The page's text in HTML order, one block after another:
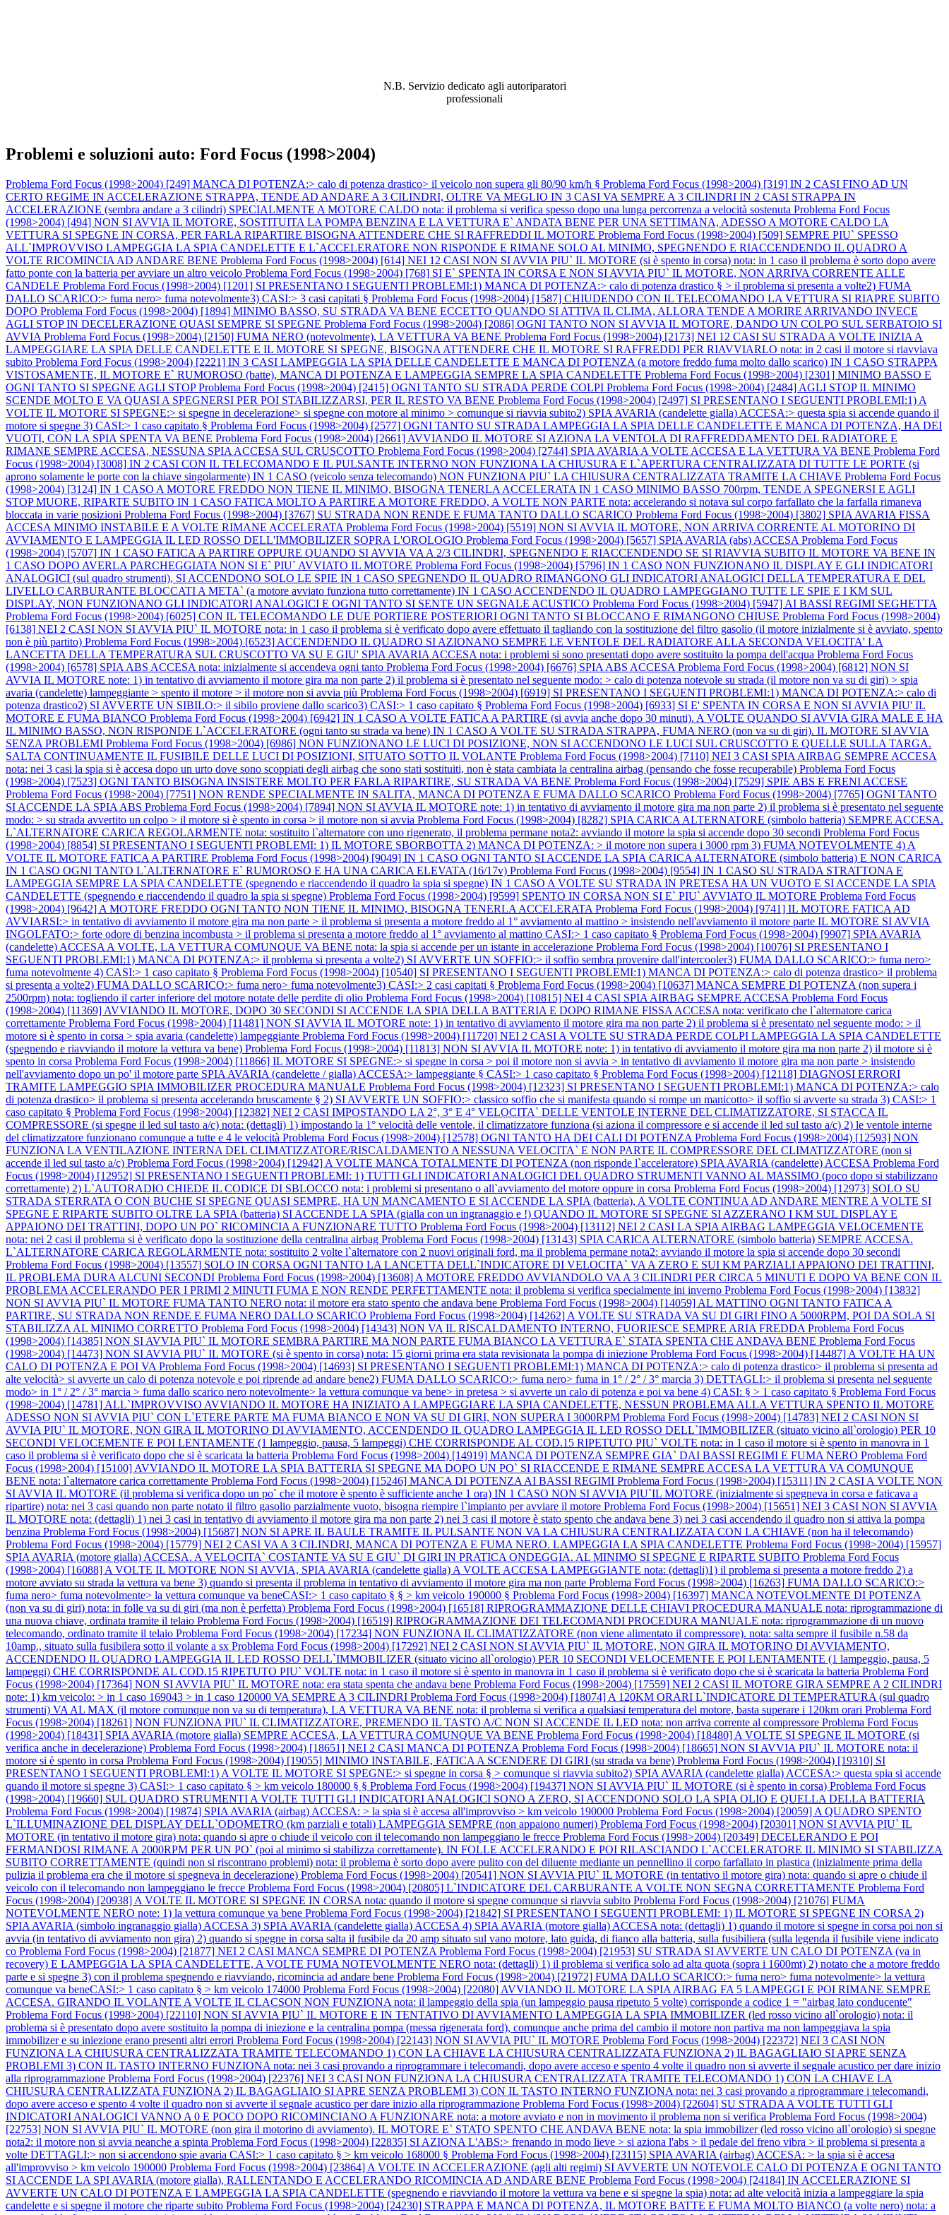
N.B. Servizio dedicato agli autoriparatori
professionali
Problemi e soluzioni auto: Ford Focus (1998>2004)
Problema Ford Focus (1998>2004) [249] MANCA DI POTENZA:> calo di potenza drastico> il veicolo non supera gli 80/90 km/h § Problema Ford Focus (1998>2004) [319] IN 2 CASI FINO AD UN
CERTO REGIME IN ACCELERAZIONE STRAPPA, TENDE AD ANDARE A 3 CILINDRI, OLTRE VA MEGLIO IN 3 CASI VA SEMPRE A 3 CILINDRI IN 2 CASI STRAPPA IN
ACCELERAZIONE (sembra andare a 3 cilindri) SPECIALMENTE A MOTORE CALDO nota: il problema si verifica spesso dopo una lunga percorrenza a velocità sostenuta Problema Ford Focus
(1998>2004) [494] NON SI AVVIA IL MOTORE, SOSTITUITA LA POMPA BENZINA E LA VETTURA E` ANDATA BENE PER UNA SETTIMANA, ADESSO A MOTORE CALDO LA
VETTURA SI SPEGNE IN CORSA, PER FARLA RIPARTIRE BISOGNA ATTENDERE CHE SI RAFFREDDI IL MOTORE Problema Ford Focus (1998>2004) [509] SEMPRE PIU` SPESSO
ALL`IMPROVVISO LAMPEGGIA LA SPIA CANDELETTE E L`ACCELERATORE NON RISPONDE E RIMANE SOLO AL MINIMO, SPEGNENDO E RIACCENDENDO IL QUADRO A
VOLTE RICOMINCIA AD ANDARE BENE Problema Ford Focus (1998>2004) [614] NEI 12 CASI NON SI AVVIA PIU` IL MOTORE (si è spento in corsa) nota: in 1 caso il problema è sorto dopo avere
fatto ponte con la batteria per avviare un altro veicolo Problema Ford Focus (1998>2004) [768] SI E` SPENTA IN CORSA E NON SI AVVIA PIU` IL MOTORE, NON ARRIVA CORRENTE ALLE
CANDELE Problema Ford Focus (1998>2004) [1201] SI PRESENTANO I SEGUENTI PROBLEMI:1) MANCA DI POTENZA:> calo di potenza drastico § > il problema si presenta a volte2) FUMA
DALLO SCARICO:> fuma nero> fuma notevolmente3) CASI:> 3 casi capitati § Problema Ford Focus (1998>2004) [1587] CHIUDENDO CON IL TELECOMANDO LA VETTURA SI RIAPRE SUBITO
DOPO Problema Ford Focus (1998>2004) [1894] MINIMO BASSO, SU STRADA VA BENE ECCETTO QUANDO SI ATTIVA IL CLIMA, ALLORA TENDE A MORIRE ARRIVANDO INVECE
AGLI STOP IN DECELERAZIONE QUASI SEMPRE SI SPEGNE Problema Ford Focus (1998>2004) [2086] OGNI TANTO NON SI AVVIA IL MOTORE, DANDO UN COLPO SUL SERBATOIO SI
AVVIA Problema Ford Focus (1998>2004) [2150] FUMA NERO (notevolmente), LA VETTURA VA BENE Problema Ford Focus (1998>2004) [2173] NEI 12 CASI SU STRADA A VOLTE INIZIA A
LAMPEGGIARE LA SPIA DELLE CANDELETTE E IL MOTORE SI SPEGNE, BISOGNA ATTENDERE CHE IL MOTORE SI RAFFREDDI PER RIAVVIARLO nota: in 2 casi il motore si riavviava
subito Problema Ford Focus (1998>2004) [2221] IN 3 CASI LAMPEGGIA LA SPIA DELLE CANDELETTE E MANCA DI POTENZA (a motore freddo fuma molto dallo scarico) IN 1 CASO STRAPPA
VISTOSAMENTE, IL MOTORE E` RUMOROSO (batte), MANCA DI POTENZA E LAMPEGGIA SEMPRE LA SPIA CANDELETTE Problema Ford Focus (1998>2004) [2301] MINIMO BASSO E
OGNI TANTO SI SPEGNE AGLI STOPProblema Ford Focus (1998>2004) [2415] OGNI TANTO SU STRADA PERDE COLPI Problema Ford Focus (1998>2004) [2484] AGLI STOP IL MINIMO
SCENDE MOLTO E VA QUASI A SPEGNERSI PER POI STABILIZZARSI, PER IL RESTO VA BENE Problema Ford Focus (1998>2004) [2497] SI PRESENTANO I SEGUENTI PROBLEMI:1) A
VOLTE IL MOTORE SI SPEGNE:> si spegne in decelerazione> si spegne con motore al minimo > comunque si riavvia subito2) SPIA AVARIA (candelette gialla) ACCESA:> questa spia si accende quando il
motore si spegne 3) CASI:> 1 caso capitato § Problema Ford Focus (1998>2004) [2577] OGNI TANTO SU STRADA LAMPEGGIA LA SPIA DELLE CANDELETTE E MANCA DI POTENZA, HA DEI
VUOTI, CON LA SPIA SPENTA VA BENE Problema Ford Focus (1998>2004) [2661] AVVIANDO IL MOTORE SI AZIONA LA VENTOLA DI RAFFREDDAMENTO DEL RADIATORE E
RIMANE SEMPRE ACCESA, NESSUNA SPIA ACCESA SUL CRUSCOTTO Problema Ford Focus (1998>2004) [2744] SPIA AVARIA A VOLTE ACCESA E LA VETTURA VA BENE Problema Ford
Focus (1998>2004) [3008] IN 2 CASI CON IL TELECOMANDO E IL PULSANTE INTERNO NON FUNZIONA LA CHIUSURA E L`APERTURA CENTRALIZZATA DI TUTTE LE PORTE (si
aprono solamente le porte con la chiave singolarmente) IN 1 CASO (veicolo senza telecomando) NON FUNZIONA PIU` LA CHIUSURA CENTRALIZZATA TRAMITE LA CHIAVE Problema Ford Focus
(1998>2004) [3124] IN 1 CASO A MOTORE FREDDO NON TIENE IL MINIMO, BISOGNA TENERLA ACCELERATA IN 1 CASO MINIMO BASSO 700rpm, TENDE A SPEGNERSI E AGLI
STOP MUORE, RIPARTE SUBITO IN 1 CASO FATICA MOLTO A PARTIRE A MOTORE FREDDO, A VOLTE NON PARTE nota: accelerando si notava sul corpo farfallato che la farfalla rimaneva
bloccata in varie posizioni Problema Ford Focus (1998>2004) [3767] SU STRADA NON RENDE E FUMA TANTO DALLO SCARICO Problema Ford Focus (1998>2004) [3802] SPIA AVARIA FISSA
ACCESA MINIMO INSTABILE E A VOLTE RIMANE ACCELERATA Problema Ford Focus (1998>2004) [5519] NON SI AVVIA IL MOTORE, NON ARRIVA CORRENTE AL MOTORINO DI
AVVIAMENTO E LAMPEGGIA IL LED ROSSO DELL'IMMOBILIZER SOPRA L'OROLOGIO Problema Ford Focus (1998>2004) [5657] SPIA AVARIA (abs) ACCESA Problema Ford Focus
(1998>2004) [5707] IN 1 CASO FATICA A PARTIRE OPPURE QUANDO SI AVVIA VA A 2/3 CILINDRI, SPEGNENDO E RIACCENDENDO SE SI RIAVVIA SUBITO IL MOTORE VA BENE IN
1 CASO DOPO AVERLA PARCHEGGIATA NON SI E` PIU` AVVIATO IL MOTORE Problema Ford Focus (1998>2004) [5796] IN 1 CASO NON FUNZIONANO IL DISPLAY E GLI INDICATORI
ANALOGICI (sul quadro strumenti), SI ACCENDONO SOLO LE SPIE IN 1 CASO SPEGNENDO IL QUADRO RIMANGONO GLI INDICATORI ANALOGICI DELLA TEMPERATURA E DEL
LIVELLO CARBURANTE BLOCCATI A META` (a motore avviato funziona tutto correttamente) IN 1 CASO ACCENDENDO IL QUADRO LAMPEGGIANO TUTTE LE SPIE E I KM SUL
DISPLAY, NON FUNZIONANO GLI INDICATORI ANALOGICI E OGNI TANTO SI SENTE UN SEGNALE ACUSTICO Problema Ford Focus (1998>2004) [5947] AI BASSI REGIMI SEGHETTA
Problema Ford Focus (1998>2004) [6025] CON IL TELECOMANDO LE DUE PORTIERE POSTERIORI OGNI TANTO SI BLOCCANO E RIMANGONO CHIUSE Problema Ford Focus (1998>2004)
[6138] NEI 2 CASI NON SI AVVIA PIU` IL MOTORE nota: in 1 caso il problema si è verificato dopo avere effettuato il tagliando con la sostituzione del filtro gasolio (il motore inizialmente si è avviato, spento
non è più partito) Problema Ford Focus (1998>2004) [6523] ACCENDENDO IL QUADRO SI AZIONANO SEMPRE LE VENTOLE DEL RADIATORE ALLA SECONDA VELOCITA' LA
LANCETTA DELLA TEMPERATURA SUL CRUSCOTTO VA SU E GIU' SPIA AVARIA ACCESA nota: i problemi si sono presentati dopo avere sostituito la pompa dell'acqua Problema Ford Focus
(1998>2004) [6578] SPIA ABS ACCESA nota: inizialmente si accendeva ogni tanto Problema Ford Focus (1998>2004) [6676] SPIA ABS ACCESA Problema Ford Focus (1998>2004) [6812] NON SI
AVVIA IL MOTORE note: 1) in tentativo di avviamento il motore gira ma non parte 2) il problema si è presentato nel seguente modo: > calo di potenza notevole su strada (il motore non va su di giri) > spia
avaria (candelette) lampeggiante > spento il motore > il motore non si avvia più Problema Ford Focus (1998>2004) [6919] SI PRESENTANO I SEGUENTI PROBLEMI:1) MANCA DI POTENZA:> calo di
potenza drastico2) SI AVVERTE UN SIBILO:> il sibilo proviene dallo scarico3) CASI:> 1 caso capitato § Problema Ford Focus (1998>2004) [6933] SI E' SPENTA IN CORSA E NON SI AVVIA PIU' IL
MOTORE E FUMA BIANCO Problema Ford Focus (1998>2004) [6942] IN 1 CASO A VOLTE FATICA A PARTIRE (si avvia anche dopo 30 minuti). A VOLTE QUANDO SI AVVIA GIRA MALE E HA
IL MINIMO BASSO, NON RISPONDE L`ACCELERATORE (ogni tanto su strada va bene) IN 1 CASO A VOLTE SU STRADA STRAPPA, FUMA NERO (non va su di giri). IL MOTORE SI AVVIA
SENZA PROBLEMI Problema Ford Focus (1998>2004) [6986] NON FUNZIONANO LE LUCI DI POSIZIONE, NON SI ACCENDONO LE LUCI SUL CRUSCOTTO E QUELLE SULLA TARGA.
SALTA CONTINUAMENTE IL FUSIBILE DELLE LUCI DI POSIZIONI, SITUATO SOTTO IL VOLANTE Problema Ford Focus (1998>2004) [7110] NEI 3 CASI SPIA AIRBAG SEMPRE ACCESA
nota: nei 3 casi la spia si è accesa dopo un urto dove sono scoppiati degli airbag che sono stati sostituiti, non è stata cambiata la centralina airbag (pensando che fosse recuperabile) Problema Ford Focus
(1998>2004) [7523] OGNI TANTO BISOGNA INSISTERE MOLTO PER FARLA RIPARTIRE, SU STRADA VA BENE Problema Ford Focus (1998>2004) [7529] SPIE ABS E FRENI ACCESE
Problema Ford Focus (1998>2004) [7751] NON RENDE SPECIALMENTE IN SALITA, MANCA DI POTENZA E FUMA DALLO SCARICO Problema Ford Focus (1998>2004) [7765] OGNI TANTO
SI ACCENDE LA SPIA ABS Problema Ford Focus (1998>2004) [7894] NON SI AVVIA IL MOTORE note: 1) in tentativo di avviamento il motore gira ma non parte 2) il problema si è presentato nel seguente
modo: > su strada avvertito un colpo > il motore si è spento in corsa > il motore non si avvia Problema Ford Focus (1998>2004) [8282] SPIA CARICA ALTERNATORE (simbolo batteria) SEMPRE ACCESA.
L`ALTERNATORE CARICA REGOLARMENTE nota: sostituito l`alternatore con uno rigenerato, il problema permane nota2: avviando il motore la spia si accende dopo 30 secondi Problema Ford Focus
(1998>2004) [8854] SI PRESENTANO I SEGUENTI PROBLEMI: 1) IL MOTORE SBORBOTTA 2) MANCA DI POTENZA: > il motore non supera i 3000 rpm 3) FUMA NOTEVOLMENTE 4) A
VOLTE IL MOTORE FATICA A PARTIRE Problema Ford Focus (1998>2004) [9049] IN 1 CASO OGNI TANTO SI ACCENDE LA SPIA CARICA ALTERNATORE (simbolo batteria) E NON CARICA
IN 1 CASO OGNI TANTO L`ALTERNATORE E` RUMOROSO E HA UNA CARICA ELEVATA (16/17v) Problema Ford Focus (1998>2004) [9554] IN 1 CASO SU STRADA STRATTONA E
LAMPEGGIA SEMPRE LA SPIA CANDELETTE (spegnendo e riaccendendo il quadro la spia si spegne) IN 1 CASO A VOLTE SU STRADA IN PRETESA HA UN VUOTO E SI ACCENDE LA SPIA
CANDELETTE (spegnendo e riaccendendo il quadro la spia si spegne) Problema Ford Focus (1998>2004) [9599] SPENTO IN CORSA NON SI E` PIU` AVVIATO IL MOTORE Problema Ford Focus
(1998>2004) [9642] A MOTORE FREDDO OGNI TANTO NON TIENE IL MINIMO, BISOGNA TENERLA ACCELERATA Problema Ford Focus (1998>2004) [9741] IL MOTORE FATICA AD
AVVIARSI:> in tentativo di avviamento il motore gira ma non parte > il problema si presenta a motore freddo al 1° avviamento al mattino > insistendo nell'avviamento il motore parte IL MOTORE SI AVVIA
INGOLFATO:> forte odore di benzina incombusta > il problema si presenta a motore freddo al 1° avviamento al mattino CASI:> 1 caso capitato § Problema Ford Focus (1998>2004) [9907] SPIA AVARIA
(candelette) ACCESA A VOLTE, LA VETTURA COMUNQUE VA BENE nota: la spia si accende per un istante in accelerazione Problema Ford Focus (1998>2004) [10076] SI PRESENTANO I
SEGUENTI PROBLEMI:1) MANCA DI POTENZA:> il problema si presenta a volte2) SI AVVERTE UN SOFFIO:> il soffio sembra provenire dall'intercooler3) FUMA DALLO SCARICO:> fuma nero>
fuma notevolmente 4) CASI:> 1 caso capitato § Problema Ford Focus (1998>2004) [10540] SI PRESENTANO I SEGUENTI PROBLEMI:1) MANCA DI POTENZA:> calo di potenza drastico> il problema
si presenta a volte2) FUMA DALLO SCARICO:> fuma nero> fuma notevolmente3) CASI:> 2 casi capitati § Problema Ford Focus (1998>2004) [10637] MANCA SEMPRE DI POTENZA (non supera i
2500rpm) nota: togliendo il carter inferiore del motore notate delle perdite di olio Problema Ford Focus (1998>2004) [10815] NEI 4 CASI SPIA AIRBAG SEMPRE ACCESA Problema Ford Focus
(1998>2004) [11369] AVVIANDO IL MOTORE, DOPO 30 SECONDI SI ACCENDE LA SPIA DELLA BATTERIA E DOPO RIMANE FISSA ACCESA nota: verificato che l`alternatore carica
correttamente Problema Ford Focus (1998>2004) [11481] NON SI AVVIA IL MOTORE note: 1) in tentativo di avviamento il motore gira ma non parte 2) il problema si è presentato nel seguente modo: > il
motore si è spento in corsa > spia avaria (candelette) lampeggiante Problema Ford Focus (1998>2004) [11720] NEI 2 CASI A VOLTE SU STRADA PERDE COLPI LAMPEGGIA LA SPIA CANDELETTE
(spegnendo e riavviando il motore la vettura va bene) Problema Ford Focus (1998>2004) [11813] NON SI AVVIA IL MOTORE note: 1) in tentativo di avviamento il motore gira ma non parte 2) il motore si è
spento in corsa Problema Ford Focus (1998>2004) [11866] IL MOTORE SI SPEGNE:> si spegne in corsa > poi il motore non si avvia > in tentativo di avviamento il motore gira ma non parte > insistendo
nell'avviamento dopo un po' il motore parte SPIA AVARIA (candelette / gialla) ACCESA:> lampeggiante § CASI:> 1 caso capitato § Problema Ford Focus (1998>2004) [12118] DIAGNOSI ERRORI
TRAMITE LAMPEGGIO SPIA IMMOBILIZER PROCEDURA MANUALE Problema Ford Focus (1998>2004) [12323] SI PRESENTANO I SEGUENTI PROBLEMI:1) MANCA DI POTENZA:> calo
di potenza drastico> il problema si presenta accelerando bruscamente § 2) SI AVVERTE UN SOFFIO:> classico soffio che si manifesta quando si rompe un manicotto> il soffio si avverte su strada 3) CASI:> 1
caso capitato § Problema Ford Focus (1998>2004) [12382] NEI 2 CASI IMPOSTANDO LA 2°, 3° E 4° VELOCITA` DELLE VENTOLE INTERNE DEL CLIMATIZZATORE, SI STACCA IL
COMPRESSORE (si spegne il led sul tasto a/c) nota: (dettagli) 1) impostando la 1° velocità delle ventole, il climatizzatore funziona (si aziona il compressore e si accende il led sul tasto a/c) 2) le ventole interne
del climatizzatore funzionano comunque a tutte e 4 le velocità Problema Ford Focus (1998>2004) [12578] OGNI TANTO HA DEI CALI DI POTENZA Problema Ford Focus (1998>2004) [12593] NON
FUNZIONA LA VENTILAZIONE INTERNA DEL CLIMATIZZATORE/RISCALDAMENTO A NESSUNA VELOCITA` E NON PARTE IL COMPRESSORE DEL CLIMATIZZATORE (non si
accende il led sul tasto a/c) Problema Ford Focus (1998>2004) [12942] A VOLTE MANCA TOTALMENTE DI POTENZA (non risponde l`acceleratore) SPIA AVARIA (candelette) ACCESA Problema Ford
Focus (1998>2004) [12952] SI PRESENTANO I SEGUENTI PROBLEMI: 1) TUTTI GLI INDICATORI ANALOGICI DEL QUADRO STRUMENTI VANNO AL MASSIMO (poco dopo si stabilizzano
correttamente) 2) L`AUTORADIO CHIEDE IL CODICE DI SBLOCCO nota: i problemi si presentano o all`avviamento del motore oppure in corsa Problema Ford Focus (1998>2004) [12973] SOLO SU
STRADA STERRATA O CON BUCHE SI SPEGNE QUASI SEMPRE, HA UN MANCAMENTO E SI ACCENDE LA SPIA (batteria), A VOLTE CONTINUA AD ANDARE MENTRE A VOLTE SI
SPEGNE E RIPARTE SUBITO OLTRE LA SPIA (batteria) SI ACCENDE LA SPIA (gialla con un ingranaggio e !) QUANDO IL MOTORE SI SPEGNE SI AZZERANO I KM SUL DISPLAY E
APPAIONO DEI TRATTINI, DOPO UN PO` RICOMINCIA A FUNZIONARE TUTTO Problema Ford Focus (1998>2004) [13112] NEI 2 CASI LA SPIA AIRBAG LAMPEGGIA VELOCEMENTE
nota: nei 2 casi il problema si è verificato dopo la sostituzione della centralina airbag Problema Ford Focus (1998>2004) [13143] SPIA CARICA ALTERNATORE (simbolo batteria) SEMPRE ACCESA.
L`ALTERNATORE CARICA REGOLARMENTE nota: sostituito 2 volte l`alternatore con 2 nuovi originali ford, ma il problema permane nota2: avviando il motore la spia si accende dopo 30 secondi
Problema Ford Focus (1998>2004) [13557] SOLO IN CORSA OGNI TANTO LA LANCETTA DELL`INDICATORE DI VELOCITA` VA A ZERO E SUI KM PARZIALI APPAIONO DEI TRATTINI,
IL PROBLEMA DURA ALCUNI SECONDI Problema Ford Focus (1998>2004) [13608] A MOTORE FREDDO AVVIANDOLO VA A 3 CILINDRI PER CIRCA 5 MINUTI E DOPO VA BENE CON IL
PROBLEMA ACCELERANDO PER I PRIMI 2 MINUTI FUMA E NON RENDE PERFETTAMENTE nota: il problema si verifica specialmente ini inverno Problema Ford Focus (1998>2004) [13832]
NON SI AVVIA PIU` IL MOTORE FUMA TANTO NERO nota: il motore era stato spento che andava bene Problema Ford Focus (1998>2004) [14059] AL MATTINO OGNI TANTO FATICA A
PARTIRE, SU STRADA NON RENDE E FUMA NERO DALLO SCARICO Problema Ford Focus (1998>2004) [14262] A VOLTE SU STRADA VA SU DI GIRI FINO A 5000RPM, POI DA SOLA SI
STABILIZZA AL MINIMO CORRETTO Problema Ford Focus (1998>2004) [14343] NON VA IL RISCALDAMENTO INTERNO, FUORIESCE SEMPRE ARIA FREDDA Problema Ford Focus
(1998>2004) [14385] NON SI AVVIA PIU` IL MOTORE SEMBRA PARTIRE MA NON PARTE FUMA BIANCO LA VETTURA E` STATA SPENTA CHE ANDAVA BENE Problema Ford Focus
(1998>2004) [14473] NON SI AVVIA PIU` IL MOTORE (si è spento in corsa) nota: 15 giorni prima era stata revisionata la pompa di iniezione Problema Ford Focus (1998>2004) [14487] A VOLTE HA UN
CALO DI POTENZA E POI VA Problema Ford Focus (1998>2004) [14693] SI PRESENTANO I SEGUENTI PROBLEMI:1) MANCA DI POTENZA:> calo di potenza drastico> il problema si presenta ad
alte velocità> si avverte un calo di potenza notevole e poi riprende ad andare bene2) FUMA DALLO SCARICO:> fuma nero> fuma in 1° / 2° / 3° marcia 3) DETTAGLI:> il problema si presenta nel seguente
modo> in 1° / 2° / 3° marcia > fuma dallo scarico nero notevolmente> la vettura comunque va bene> in pretesa > si avverte un calo di potenza e poi va bene 4) CASI: § > 1 caso capitato § Problema Ford Focus
(1998>2004) [14781] ALL`IMPROVVISO AVVIANDO IL MOTORE HA INIZIATO A LAMPEGGIARE LA SPIA CANDELETTE, NESSUN PROBLEMA ALLA VETTURA SPENTO IL MOTORE
ADESSO NON SI AVVIA PIU` CON L`ETERE PARTE MA FUMA BIANCO E NON VA SU DI GIRI, NON SUPERA I 3000RPM Problema Ford Focus (1998>2004) [14783] NEI 2 CASI NON SI
AVVIA PIU` IL MOTORE, NON GIRA IL MOTORINO DI AVVIAMENTO, ACCENDENDO IL QUADRO LAMPEGGIA IL LED ROSSO DELL`IMMOBILIZER (situato vicino all`orologio) PER 10
SECONDI VELOCEMENTE E POI LENTAMENTE (1 lampeggio, pausa, 5 lampeggi) CHE CORRISPONDE AL COD.15 RIPETUTO PIU` VOLTE nota: in 1 caso il motore si è spento in manovra in 1
caso il problema si è verificato dopo che si è scaricata la batteria Problema Ford Focus (1998>2004) [14919] MANCA DI POTENZA SEMPRE GIA` DAI BASSI REGIMI E FUMA NERO Problema Ford
Focus (1998>2004) [15100] AVVIANDO IL MOTORE LA SPIA BATTERIA SI SPEGNE MA DOPO UN PO` SI RIACCENDE E RIMANE SEMPRE ACCESA LA VETTURA VA COMUNQUE
BENE nota: l`alternatore carica correttamente Problema Ford Focus (1998>2004) [15246] MANCA DI POTENZA AI BASSI REGIMI Problema Ford Focus (1998>2004) [15311] IN 2 CASI A VOLTE NON
SI AVVIA IL MOTORE (il problema si verifica dopo un po` che il motore è spento è sufficiente anche 1 ora) IN 1 CASO NON SI AVVIA PIU`IL MOTORE (inizialmente si spegneva in corsa e faticava a
ripartire) nota: nei 3 casi quando non parte notato il filtro gasolio parzialmente vuoto, bisogna riempire l`impianto per avviare il motore Problema Ford Focus (1998>2004) [15651] NEI 3 CASI NON SI AVVIA
IL MOTORE nota: (dettagli) 1) nei 3 casi in tentativo di avviamento il motore gira ma non parte 2) nei 3 casi il motore è stato spento che andava bene 3) nei 3 casi accendendo il quadro non si attiva la pompa
benzina Problema Ford Focus (1998>2004) [15687] NON SI APRE IL BAULE TRAMITE IL PULSANTE NON VA LA CHIUSURA CENTRALIZZATA CON LA CHIAVE (non ha il telecomando)
Problema Ford Focus (1998>2004) [15779] NEI 2 CASI VA A 3 CILINDRI, MANCA DI POTENZA E FUMA NERO. LAMPEGGIA LA SPIA CANDELETTE Problema Ford Focus (1998>2004) [15957]
SPIA AVARIA (motore gialla) ACCESA. A VELOCITA` COSTANTE VA SU E GIU` DI GIRI IN PRATICA ONDEGGIA. AL MINIMO SI SPEGNE E RIPARTE SUBITO Problema Ford Focus
(1998>2004) [16088] A VOLTE IL MOTORE NON SI AVVIA, SPIA AVARIA (candelette gialla) A VOLTE ACCESA LAMPEGGIANTE nota: (dettagli)1) il problema si presenta a motore freddo 2) a
motore avviato su strada la vettura va bene 3) quando si presenta il problema in tentativo di avviamento il motore gira ma non parte Problema Ford Focus (1998>2004) [16263] FUMA DALLO SCARICO:>
fuma nero> fuma notevolmente> la vettura comunque va beneCASI:> 1 caso capitato § § > km veicolo 190000 § Problema Ford Focus (1998>2004) [16397] MANCA NOTEVOLMENTE DI POTENZA
(non va su di giri) nota: in folle va su di giri (ma non è perfetta) Problema Ford Focus (1998>2004) [16518] RIPROGRAMMAZIONE DELLE CHIAVI PROCEDURA MANUALE nota: riprogrammazione di
una nuova chiave, ordinata tramite il telaio Problema Ford Focus (1998>2004) [16519] RIPROGRAMMAZIONE DEI TELECOMANDI PROCEDURA MANUALE nota: riprogrammazione di un nuovo
telecomando, ordinato tramite il telaio Problema Ford Focus (1998>2004) [17234] NON FUNZIONA IL CLIMATIZZATORE (non viene alimentato il compressore). nota: salta sempre il fusibile n.58 da
10amp., situato sulla fusibilera sotto il volante a sx Problema Ford Focus (1998>2004) [17292] NEI 2 CASI NON SI AVVIA PIU` IL MOTORE, NON GIRA IL MOTORINO DI AVVIAMENTO,
ACCENDENDO IL QUADRO LAMPEGGIA IL LED ROSSO DELL`IMMOBILIZER (situato vicino all`orologio) PER 10 SECONDI VELOCEMENTE E POI LENTAMENTE (1 lampeggio, pausa, 5
lampeggi) CHE CORRISPONDE AL COD.15 RIPETUTO PIU` VOLTE nota: in 1 caso il motore si è spento in manovra in 1 caso il problema si è verificato dopo che si è scaricata la batteria Problema Ford
Focus (1998>2004) [17364] NON SI AVVIA PIU` IL MOTORE nota: era stata spenta che andava bene Problema Ford Focus (1998>2004) [17559] NEI 2 CASI IL MOTORE GIRA SEMPRE A 2 CILINDRI
note: 1) km veicolo: > in 1 caso 169043 > in 1 caso 120000 VA SEMPRE A 3 CILINDRI Problema Ford Focus (1998>2004) [18074] A 120KM ORARI L`INDICATORE DI TEMPERATURA (sul quadro
strumenti) VA AL MAX (il motore comunque non va su di temperatura), LA VETTURA VA BENE nota: il problema si verifica a qualsiasi temperatura del motore, basta superare i 120km orari Problema Ford
Focus (1998>2004) [18261] NON FUNZIONA PIU` IL CLIMATIZZATORE, PREMENDO IL TASTO A/C NON SI ACCENDE IL LED nota: non arriva corrente al compressore Problema Ford Focus
(1998>2004) [18431] SPIA AVARIA (motore gialla) SEMPRE ACCESA, LA VETTURA COMUNQUE VA BENE Problema Ford Focus (1998>2004) [18480] A VOLTE SI SPEGNE IL MOTORE (si
verifica anche in decelerazione) Problema Ford Focus (1998>2004) [18651] NEI 2 CASI MANCA DI POTENZA Problema Ford Focus (1998>2004) [18665] NON SI AVVIA PIU` IL MOTORE nota: il
motore si è spento in corsa Problema Ford Focus (1998>2004) [19055] MINIMO INSTABILE, FATICA A SCENDERE DI GIRI (su strada va bene) Problema Ford Focus (1998>2004) [19310] SI
PRESENTANO I SEGUENTI PROBLEMI:1) A VOLTE IL MOTORE SI SPEGNE:> si spegne in corsa § > comunque si riavvia subito2) SPIA AVARIA (candelette gialla) ACCESA:> questa spia si accende
quando il motore si spegne 3) CASI:> 1 caso capitato § > km veicolo 180000 § § Problema Ford Focus (1998>2004) [19437] NON SI AVVIA PIU` IL MOTORE (si è spento in corsa) Problema Ford Focus
(1998>2004) [19660] SUL QUADRO STRUMENTI A VOLTE TUTTI GLI INDICATORI ANALOGICI SONO A ZERO, SI ACCENDONO SOLO LA SPIA OLIO E QUELLA DELLA BATTERIA
Problema Ford Focus (1998>2004) [19874] SPIA AVARIA (airbag) ACCESA: > la spia si è accesa all'improvviso > km veicolo 190000 Problema Ford Focus (1998>2004) [20059] A QUADRO SPENTO
L`ILLUMINAZIONE DEL DISPLAY DELL`ODOMETRO (km parziali e totali) LAMPEGGIA SEMPRE (non appaiono numeri) Problema Ford Focus (1998>2004) [20301] NON SI AVVIA PIU` IL
MOTORE (in tentativo il motore gira) nota: quando si apre o chiude il veicolo con il telecomando non lampeggiano le frecce Problema Ford Focus (1998>2004) [20349] DECELERANDO E POI
FERMANDOSI RIMANE A 2000RPM PER UN PO` (poi al minimo si stabilizza correttamente). IN FOLLE ACCELERANDO E POI RILASCIANDO L`ACCELERATORE IL MINIMO SI STABILIZZA
SUBITO CORRETTAMENTE (quindi non si riscontrano problemi) nota: il problema è sorto dopo avere pulito con del diluente mediante un pennellino il corpo farfallato in plastica (inizialmente prima della
pulizia il problema era che il motore si spegneva in decelerazione) Problema Ford Focus (1998>2004) [20541] NON SI AVVIA PIU` IL MOTORE (in tentativo il motore gira) nota: quando si apre o chiude il
veicolo con il telecomando non lampeggiano le frecce Problema Ford Focus (1998>2004) [20805] L`INDICATORE DEL CARBURANTE A VOLTE NON SEGNA CORRETTAMENTE Problema Ford
Focus (1998>2004) [20938] A VOLTE IL MOTORE SI SPEGNE IN CORSA nota: quando il motore si spegne comunque si riavvia subito Problema Ford Focus (1998>2004) [21076] FUMA
NOTEVOLMENTE NERO note: 1) la vettura comunque va bene Problema Ford Focus (1998>2004) [21842] SI PRESENTANO I SEGUENTI PROBLEMI: 1) IL MOTORE SI SPEGNE IN CORSA 2)
SPIA AVARIA (simbolo ingranaggio gialla) ACCESA 3) SPIA AVARIA (candelette gialla) ACCESA 4) SPIA AVARIA (motore gialla) ACCESA nota: (dettagli) 1) quando il motore si spegne in corsa poi non si
avvia (in tentativo di avviamento non gira) 2) quando si spegne in corsa salta il fusibile da 20 amp situato sul vano motore, lato guida, di fianco alla batteria, sulla fusibiliera (sulla legenda il fusibile viene indicato
co Problema Ford Focus (1998>2004) [21877] NEI 2 CASI MANCA SEMPRE DI POTENZA Problema Ford Focus (1998>2004) [21953] SU STRADA SI AVVERTE UN CALO DI POTENZA (va in
recovery) E LAMPEGGIA LA SPIA CANDELETTE, A VOLTE FUMA NOTEVOLMENTE NERO nota: (dettagli) 1) il problema si verifica solo ad alta quota (sopra i 1600mt) 2) notato che a motore freddo
parte e si spegne 3) con il problema spegnendo e riavviando, ricomincia ad andare bene Problema Ford Focus (1998>2004) [21972] FUMA DALLO SCARICO:> fuma nero> fuma notevolmente> la vettura
comunque va beneCASI:> 1 caso capitato § > km veicolo 174000 Problema Ford Focus (1998>2004) [22080] AVVIANDO IL MOTORE LA SPIA AIRBAG FA 5 LAMPEGGI E POI RIMANE SEMPRE
ACCESA. GIRANDO IL VOLANTE A VOLTE IL CLACSON NON FUNZIONA nota: il lampeggio della spia (un lampeggio pausa ripetuto 5 volte) corrisponde a codice 1 = "airbag lato conducente"
Problema Ford Focus (1998>2004) [22110] NON SI AVVIA PIU` IL MOTORE E IN TENTATIVO DI AVVIAMENTO LAMPEGGIA LA SPIA IMMOBILIZER (led rosso vicino all`orologio) nota: il
problema si è presentato dopo avere sostituito la pompa di iniezione e la centralina pompa (messa rigenerata ford), comunque anche prima del cambio il motore non partiva ma non lampeggiava la spia
immobilizer e su iniezione erano presenti altri errori Problema Ford Focus (1998>2004) [22143] NON SI AVVIA PIU` IL MOTORE Problema Ford Focus (1998>2004) [22372] NEI 3 CASI NON
FUNZIONA LA CHIUSURA CENTRALIZZATA TRAMITE TELECOMANDO 1) CON LA CHIAVE LA CHIUSURA CENTRALIZZATA FUNZIONA 2) IL BAGAGLIAIO SI APRE SENZA
PROBLEMI 3) CON IL TASTO INTERNO FUNZIONA nota: nei 3 casi provando a riprogrammare i telecomandi, dopo avere acceso e spento 4 volte il quadro non si avverte il segnale acustico per dare inizio
alla riprogrammazione Problema Ford Focus (1998>2004) [22376] NEI 3 CASI NON FUNZIONA LA CHIUSURA CENTRALIZZATA TRAMITE TELECOMANDO 1) CON LA CHIAVE LA
CHIUSURA CENTRALIZZATA FUNZIONA 2) IL BAGAGLIAIO SI APRE SENZA PROBLEMI 3) CON IL TASTO INTERNO FUNZIONA nota: nei 3 casi provando a riprogrammare i telecomandi,
dopo avere acceso e spento 4 volte il quadro non si avverte il segnale acustico per dare inizio alla riprogrammazione Problema Ford Focus (1998>2004) [22604] SU STRADA A VOLTE TUTTI GLI
INDICATORI ANALOGICI VANNO A 0 E POCO DOPO RICOMINCIANO A FUNZIONARE nota: a motore avviato e non in movimento il problema non si verifica Problema Ford Focus (1998>2004)
[22753] NON SI AVVIA PIU` IL MOTORE (non gira il motorino di avviamento). IL MOTORE E` STATO SPENTO CHE ANDAVA BENE nota: la spia immobilizer (led rosso vicino all`orologio) si spegne
nota2: il motore non si avvia neanche a spinta Problema Ford Focus (1998>2004) [22835] SI AZIONA L'ABS:> frenando in modo lieve > si aziona l'abs > il pedale del freno vibra > il problema si presenta a
volte DETTAGLI:> non si accendono spie avaria CASI:> 1 caso capitato § > km veicolo 168000 § Problema Ford Focus (1998>2004) [23115] SPIA AVARIA (airbag) ACCESA: > la spia si è accesa
all'improvviso > km veicolo 190000 Problema Ford Focus (1998>2004) [23864] A VOLTE IN ACCELERAZIONE (agli alti regimi) SI AVVERTE UN NOTEVOLE CALO DI POTENZA E OGNI TANTO
SI ACCENDE LA SPI AVARIA (motore gialla), RALLENTANDO E ACCELERANDO RICOMINCIA AD ANDARE BENE Problema Ford Focus (1998>2004) [24184] IN ACCELERAZIONE SI
AVVERTE UN CALO DI POTENZA E LAMPEGGIA LA SPIA CANDELETTE (spegnendo e riavviando il motore la vettura va bene e si spegne la spia) nota: ad alte velocità inizia a lampeggiare la spia
candelette e si spegne il motore che riparte subito Problema Ford Focus (1998>2004) [24230] STRAPPA E MANCA DI POTENZA, IL MOTORE BATTE E FUMA MOLTO BIANCO (a volte nero) nota: a